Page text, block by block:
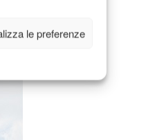
le preferenze